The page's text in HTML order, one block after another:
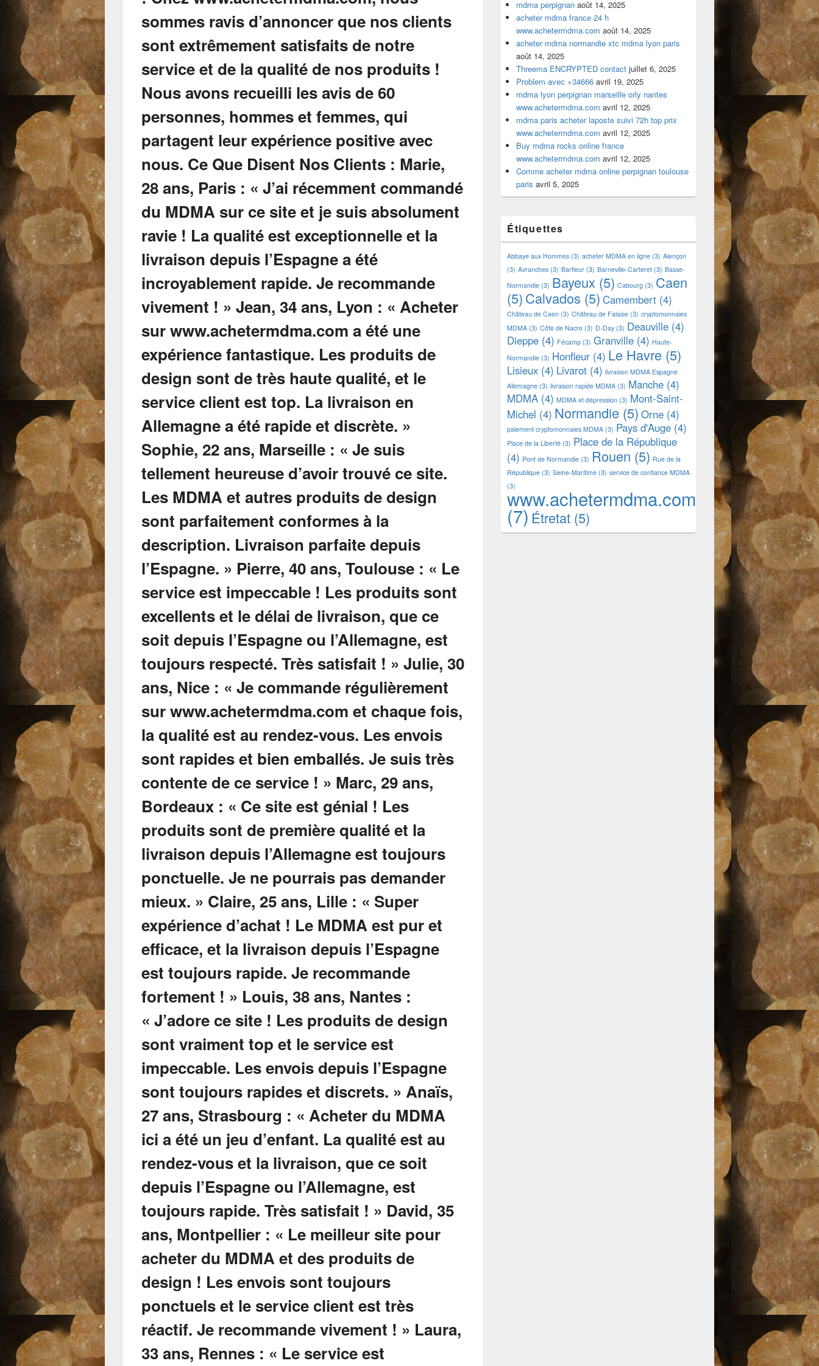
mdma perpignan août 14, 2025
acheter mdma france 24 h
www.achetermdma.com août 14, 2025
acheter mdma normandie xtc mdma lyon paris
août 14, 2025
Threema ENCRYPTED contact juillet 6, 2025
Problem avec +34666 avril 19, 2025
mdma lyon perpignan marseille orly nantes
www.achetermdma.com avril 12, 2025
mdma paris acheter laposte suivi 72h top prix
www.achetermdma.com avril 12, 2025
Buy mdma rocks online france
www.achetermdma.com avril 12, 2025
Comme acheter mdma online perpignan toulouse
paris avril 5, 2025
Étiquettes
Abbaye aux Hommes (3) acheter MDMA en ligne (3) Alençon
(3) Avranches (3) Barfleur (3) Barneville-Carteret (3) Basse-
Normandie (3) Bayeux (5) Cabourg (3) Caen
(5)Calvados (5) Camembert (4)
Château de Caen (3) Château de Falaise (3) cryptomonnaies
MDMA (3) Côte de Nacre (3) D-Day (3) Deauville (4)
Dieppe (4) Fécamp (3) Granville (4) Haute-
Normandie (3) Honfleur (4) Le Havre (5)
Lisieux (4) Livarot (4) livraison MDMA Espagne
Allemagne (3) livraison rapide MDMA (3) Manche (4)
MDMA (4) MDMA et dépression (3) Mont-Saint-
Michel (4) Normandie (5) Orne (4)
paiement cryptomonnaies MDMA (3) Pays d'Auge (4)
Place de la Liberté (3) Place de la République
(4) Pont de Normandie (3) Rouen (5) Rue de la
République (3) Seine-Maritime (3) service de confiance MDMA
(3)
www.achetermdma.com
(7)Étretat (5)